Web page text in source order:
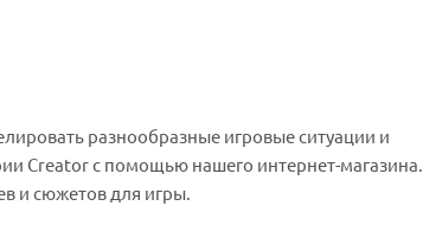
разнообразные игровые ситуации и
Creator с помощью нашего интернет-магазина.
и сюжетов для игры.